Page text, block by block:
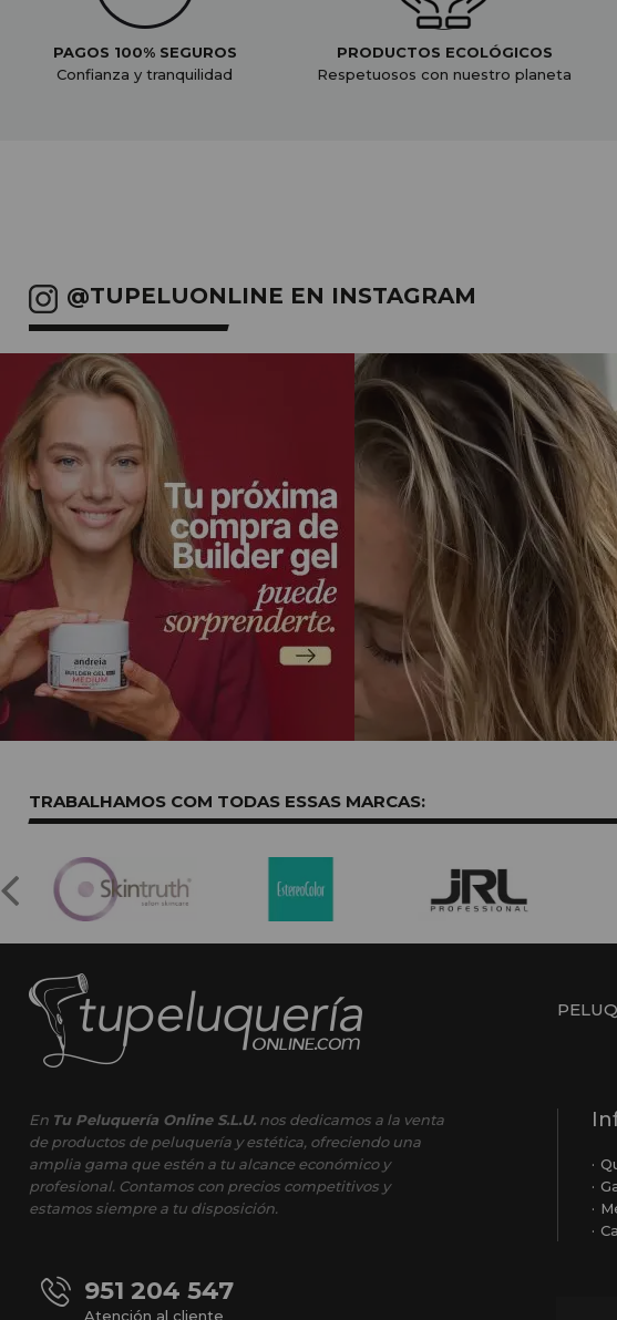
PAGOS 100% SEGUROS
Confianza y tranquilidad
PRODUCTOS ECOLÓGICOS
Respetuosos con nuestro planeta
@TUPELUONLINE EN INSTAGRAM
TRABALHAMOS COM TODAS ESSASMARCAS:
En Tu Peluquería Online S.L.U.nos dedicamos a la venta
de productos de peluquería y estética, ofreciendo una
amplia gama que estén a tu alcance económico y
profesional. Contamos con precios competitivos y
estamos siempre a tu disposición.
951 204 547
Atención al cliente